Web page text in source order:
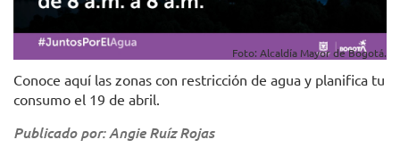
Foto: Alcaldía Mayor de Bogotá.
Conoce aquí las zonas con restricción de agua y planifica tu
consumo el 19 de abril.
Publicado por: Angie Ruíz Rojas